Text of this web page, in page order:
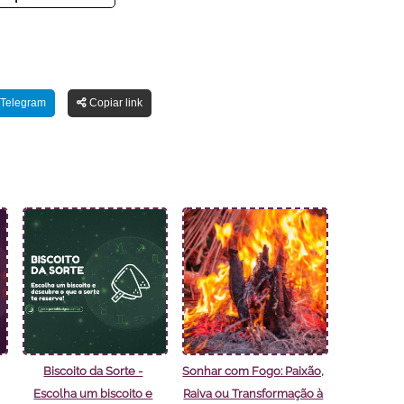
Copiar link
Biscoito da Sorte -
Escolha um biscoito e
Sonhar com Fogo: Paixão,
Raiva ou Transformação à